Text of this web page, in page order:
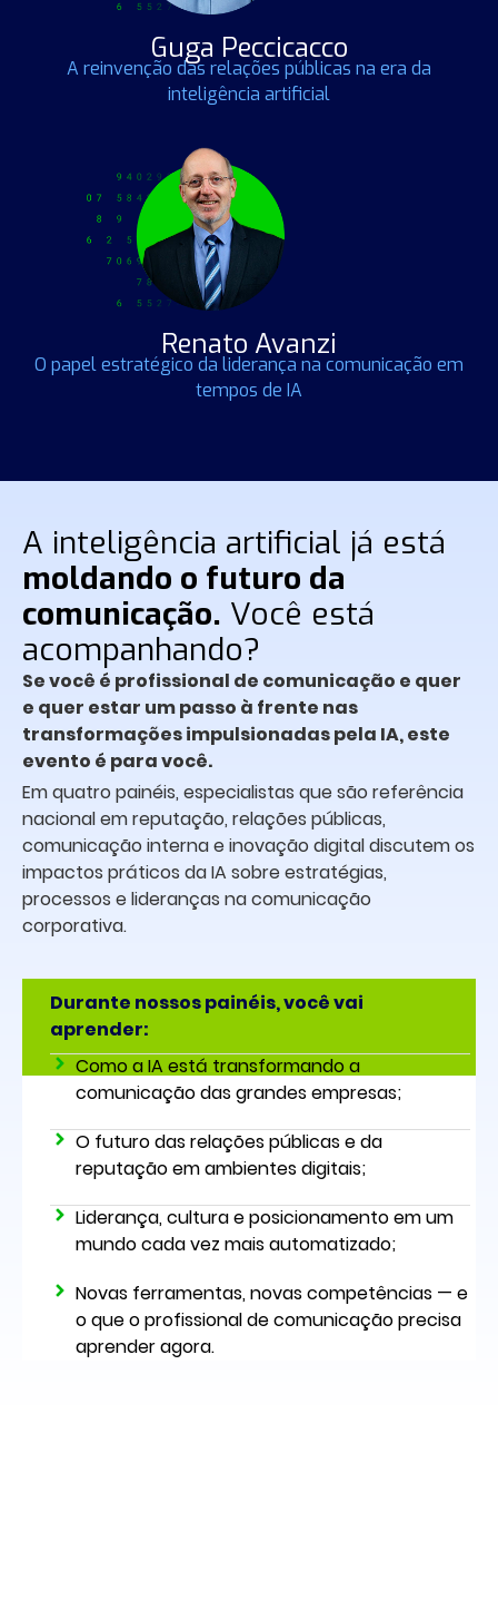
Guga Peccicacco
A reinvenção das relações públicas na era da
inteligência artificial
Renato Avanzi
O papel estratégico da liderança na comunicação em
tempos de IA
A inteligência artificial já está
moldando o futuro da
comunicação. Você está
acompanhando?
Se você é profissional de comunicação e quer
e quer estar um passo à frente nas
transformações impulsionadas pela IA, este
evento é para você.
Em quatro painéis, especialistas que são referência
nacional em reputação, relações públicas,
comunicação interna e inovação digital discutem os
impactos práticos da IA sobre estratégias,
processos e lideranças na comunicação
corporativa.
Durante nossos painéis, você vai
aprender:
Como a IA está transformando a
comunicação das grandes empresas;
O futuro das relações públicas e da
reputação em ambientes digitais;
Liderança, cultura e posicionamento em um
mundo cada vez mais automatizado;
Novas ferramentas, novas competências — e
o que o profissional de comunicação precisa
aprender agora.